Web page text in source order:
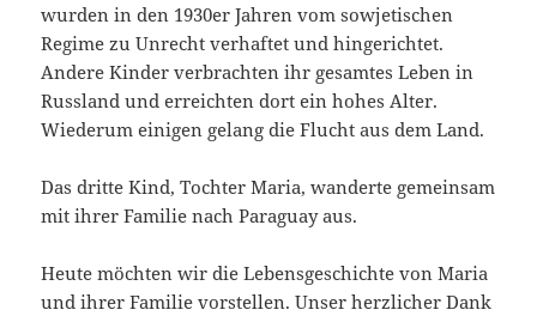
wurden in den 1930er Jahren vom sowjetischen
Regime zu Unrecht verhaftet und hingerichtet.
Andere Kinder verbrachten ihr gesamtes Leben in
Russland und erreichten dort ein hohes Alter.
Wiederum einigen gelang die Flucht aus dem Land.
Das dritte Kind, Tochter Maria, wanderte gemeinsam
mit ihrer Familie nach Paraguay aus.
Heute möchten wir die Lebensgeschichte von Maria
und ihrer Familie vorstellen. Unser herzlicher Dank